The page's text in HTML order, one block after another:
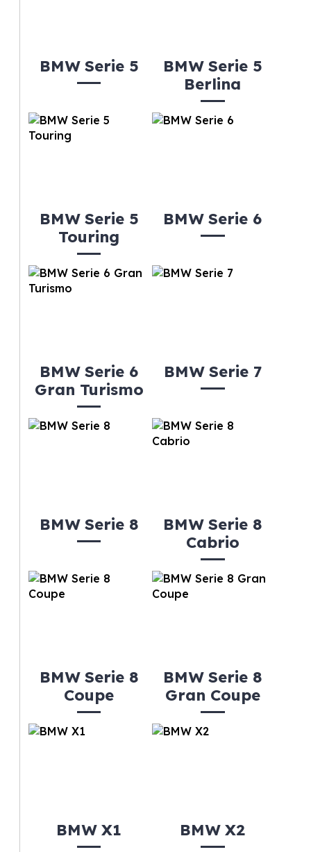
BMW Serie 5
BMW Serie 5
Berlina
BMW Serie 5
Touring
BMW Serie 6
BMW Serie 6
Gran Turismo
BMW Serie 7
BMW Serie 8
BMW Serie 8
Cabrio
BMW Serie 8
Coupe
BMW Serie 8
Gran Coupe
BMW X1 BMW X2